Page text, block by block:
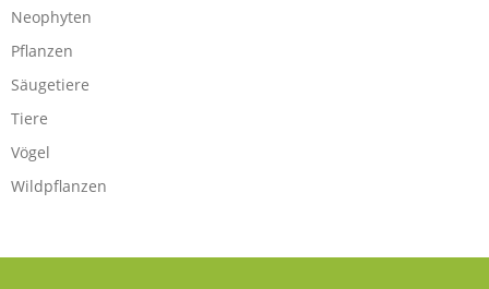
Neophyten
Pflanzen
Säugetiere
Tiere
Vögel
Wildpflanzen